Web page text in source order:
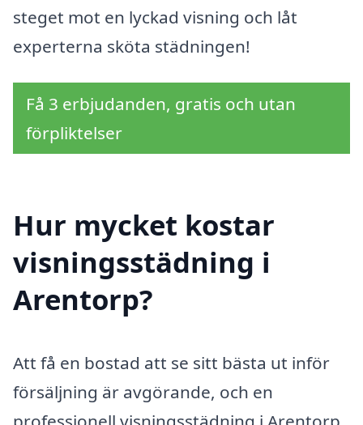
steget mot en lyckad visning och låt
experterna sköta städningen!
Få 3 erbjudanden, gratis och utan
förpliktelser
Hur mycket kostar
visningsstädning i
Arentorp?
Att få en bostad att se sitt bästa ut inför
försäljning är avgörande, och en